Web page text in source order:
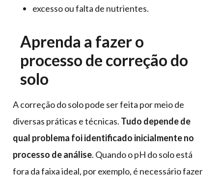
excesso ou falta de nutrientes.
Aprenda a fazer o
processo de correção do
solo
A correção do solo pode ser feita por meio de
diversas práticas e técnicas. Tudo depende de
qual problema foi identificado inicialmente no
processo de análise. Quando o pH do solo está
fora da faixa ideal, por exemplo, é necessário fazer